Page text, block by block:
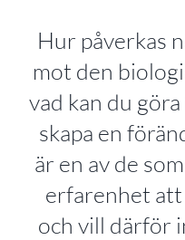
Hur påverkas
mot den
vad kan du
skapa en
är en av de
erfarenhet
och vill därför